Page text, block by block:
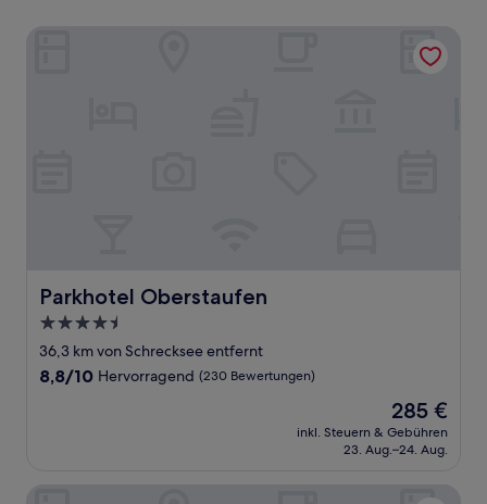
Parkhotel Oberstaufen
Parkhotel Oberstaufen
4.5-
Sterne-
Unterkunft
36,3 km von Schrecksee entfernt
8.8
8,8/10 Hervorragend (230 Bewertungen)
Der
Preis
beträgt
285 €
inkl. Steuern & Gebühren
23. Aug.–24. Aug.